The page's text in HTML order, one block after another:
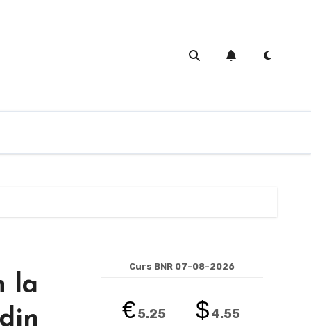
la
Curs BNR 07-08-2026
€5.25 $4.55